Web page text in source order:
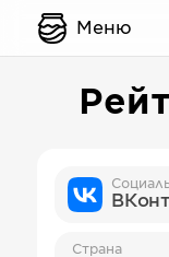
Меню
Страна